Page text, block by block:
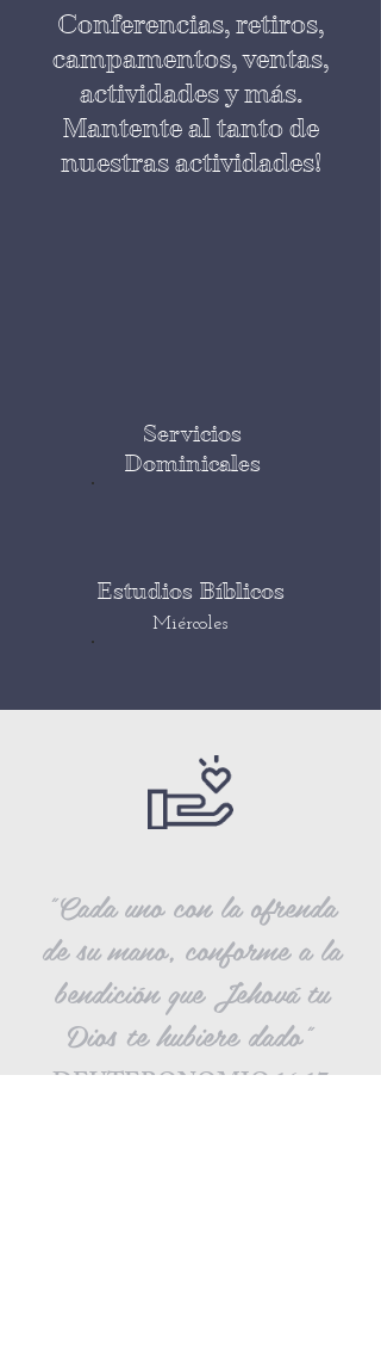
Conferencias, retiros,
campamentos, ventas,
actividades y más.
Mantente al tanto de
nuestras actividades!
Servicios
Dominicales
Estudios Bíblicos
Miércoles
"Cada uno con la ofrenda
de su mano, conforme a la
bendición que Jehová tu
Dios te hubiere dado"
DEUTERONOMIO 16:17